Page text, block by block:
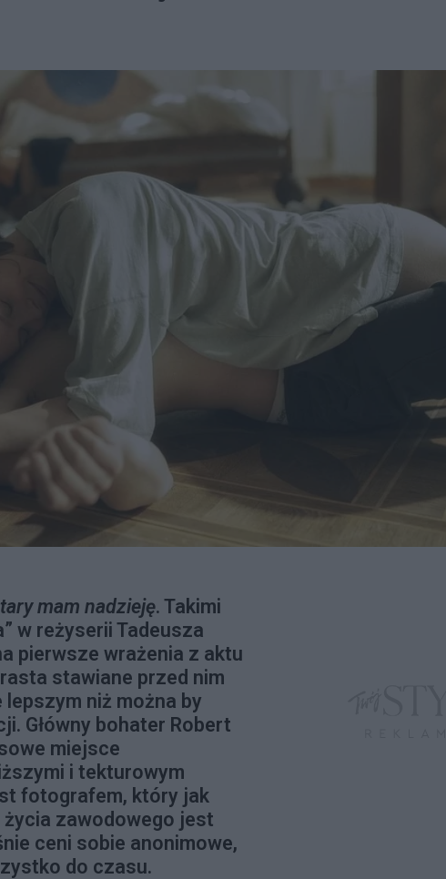
mam nadzieję. Takimi
w reżyserii Tadeusza
pierwsze wrażenia z aktu
stawiane przed nim
niż można by
Główny bohater Robert
miejsce
i tekturowym
fotografem, który jak
zawodowego jest
ceni sobie anonimowe,
do czasu.